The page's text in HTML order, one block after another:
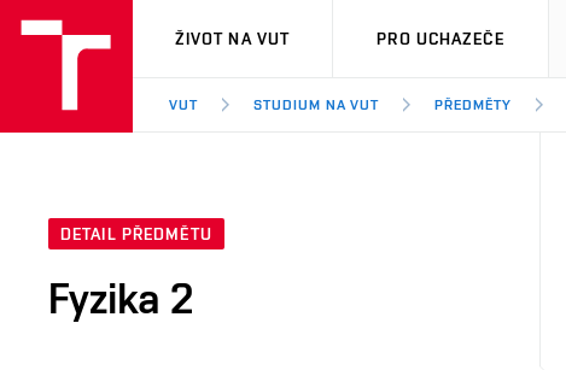
VUT
ŽIVOT NA VUT PRO UCHAZEČE
VUT STUDIUM NA VUT PŘEDMĚTY
DETAIL PŘEDMĚTU
Fyzika 2